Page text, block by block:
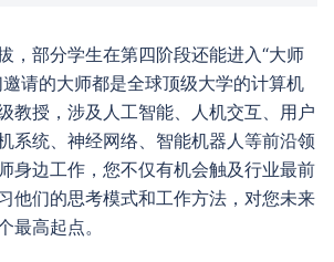
，部分学生在第四阶段还能进入“大师
请的大师都是全球顶级大学的计算机
教授，涉及人工智能、人机交互、用户
系统、神经网络、智能机器人等前沿领
身边工作，您不仅有机会触及行业最前
他们的思考模式和工作方法，对您未来
最高起点。